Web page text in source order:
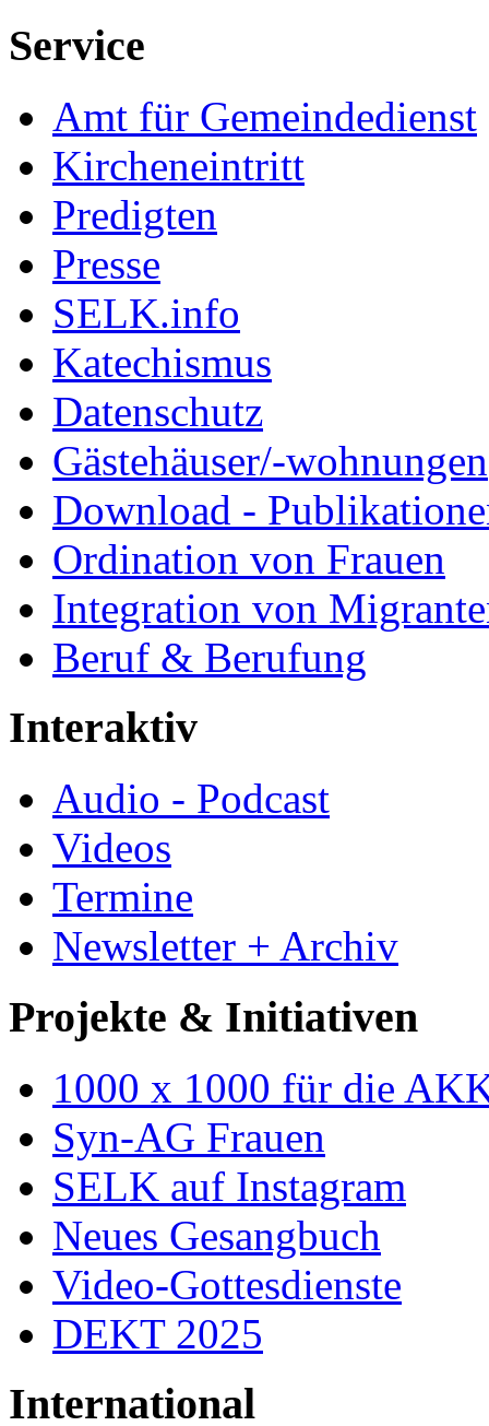
Service
Amt für Gemeindedienst
Kircheneintritt
Predigten
Presse
SELK.info
Katechismus
Datenschutz
Gästehäuser/-wohnungen
Download -
Ordination von Frauen
Integration von
Beruf & Berufung
Interaktiv
Audio - Podcast
Videos
Termine
Newsletter + Archiv
Projekte & Initiativen
1000 x 1000 für die
Syn-AG Frauen
SELK auf Instagram
Neues Gesangbuch
Video-Gottesdienste
DEKT 2025
International